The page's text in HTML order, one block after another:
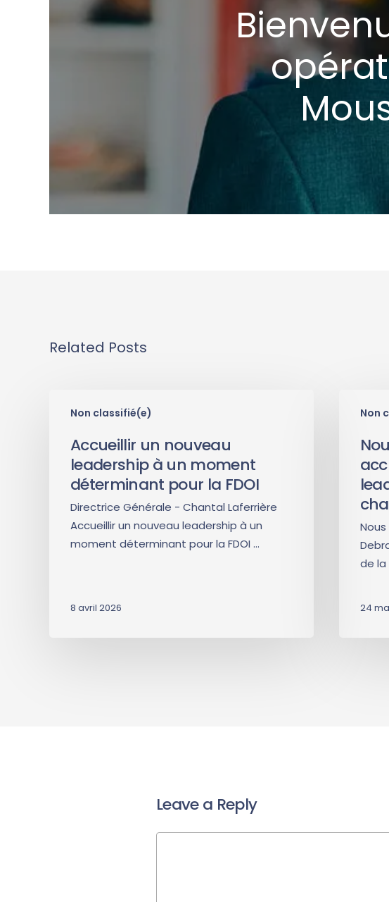
Related Posts
Non classifié(e)
Accueillir un nouveau
leadership à un moment
déterminant pour la FDOI
Directrice Générale - Chantal Laferrière
Accueillir un nouveau leadership à un
moment déterminant pour la FDOI …
8 avril 2026
Non
de la
24
Leave a Reply